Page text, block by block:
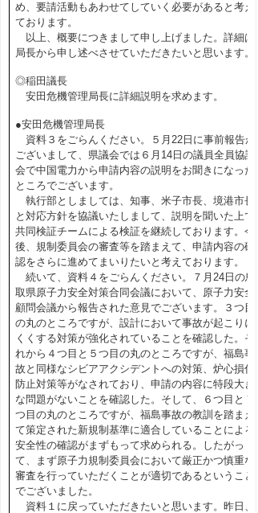
め、要請活動もあわせてしていく必要があると考え
ております。
以上、概要につきまして申し上げました。詳細は
局長から申し述べさせていただきたいと思います。
◎稲田議長
安田危機管理局長に詳細説明を求めます。
●安田危機管理局長
資料３をごらんください。５月22日に事前報告が
ございまして、県議会では６月14日の議員全員協議
会で中国電力から申請内容の説明をお聞きになった
ところでございます。
執行部としましては、知事、米子市長、境港市長
と対応方針を協議いたしまして、説明を聞いた上で
共同検証チームによる検証を継続しております。今
後、規制委員会の審査等を踏まえて、申請内容の確
認をさらに進めてまいりたいと考えております。
続いて、資料４をごらんください。７月24日の鳥
取県原子力安全対策合同会議において、原子力安全
顧問会議から報告された意見でございます。３つ目
の丸のところですが、設計において事故が起こりに
くくする対策が強化されていることを確認した。そ
れから４つ目と５つ目の丸のところですが、福島事
故と同様なシビアアクシデントへの対策、炉心損傷
防止対策等がなされており、申請の内容に特段大き
な問題がないことを確認した。そして、６つ目と７
つ目の丸のところですが、福島事故の教訓を踏まえ
て策定された新規制基準に適合していることによる
安全性の確認がまずもって求められる。したがっ
て、まず原子力規制委員会において厳正かつ慎重な
審査を行っていただくことが適切であるということ
でございました。
資料１に戻っていただきたいと思います。昨日、